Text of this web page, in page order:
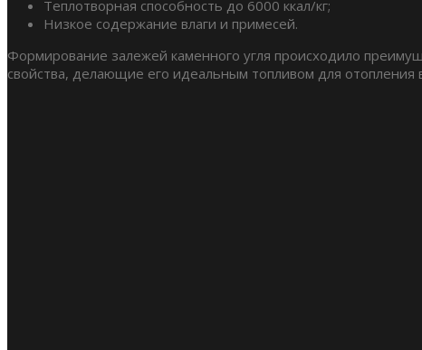
Теплотворная способность до 6000 ккал/кг;
Низкое содержание влаги и примесей.
Формирование залежей каменного угля происходило
свойства, делающие его идеальным топливом для отопления